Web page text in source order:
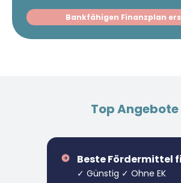
Bankfähigen Finanzplan
Top Angebote
Beste Fördermittel
✓ Günstig ✓ Ohne EK